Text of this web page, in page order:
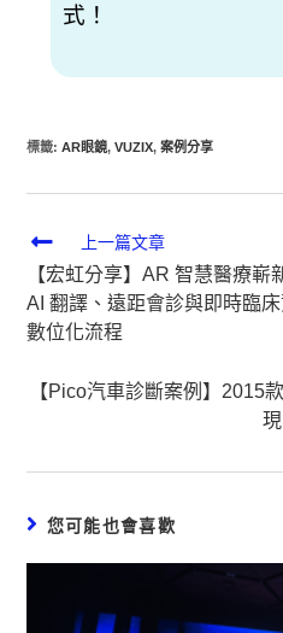
式！
標籤:AR眼鏡, VUZIX, 案例分享
上一篇文章
【宏虹分享】AR 智慧醫療
AI 翻譯、遠距會診與即時臨
數位化流程
【Pico汽車診斷案例】2015
您可能也會喜歡